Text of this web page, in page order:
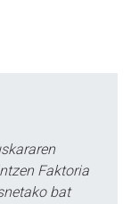
Faktoria
bat